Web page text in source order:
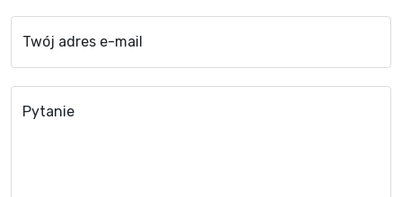
Twój adres e-mail
Pytanie